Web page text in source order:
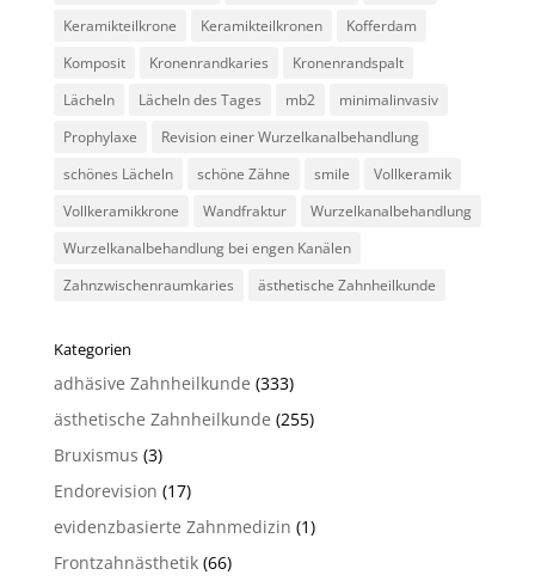
Keramikteilkrone
Keramikteilkronen
Kofferdam
Komposit
Kronenrandkaries
Kronenrandspalt
Lächeln
Lächeln des Tages mb2
minimalinvasiv
Prophylaxe
Revision einer Wurzelkanalbehandlung
schönes Lächeln
schöne Zähne smile
Vollkeramik
Vollkeramikkrone
Wandfraktur
Wurzelkanalbehandlung
Wurzelkanalbehandlung bei engen Kanälen
Zahnzwischenraumkaries
ästhetische Zahnheilkunde
Kategorien
adhäsive Zahnheilkunde (333)
ästhetische Zahnheilkunde (255)
Bruxismus (3)
Endorevision (17)
evidenzbasierte Zahnmedizin (1)
Frontzahnästhetik(66)